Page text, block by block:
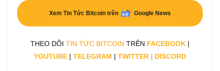
Xem Tin Tức Bitcoin trên Google News
THEO DÕI TIN TỨC BITCOIN TRÊN FACEBOOK |
YOUTUBE | TELEGRAM | TWITTER | DISCORD